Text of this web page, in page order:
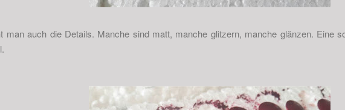
man auch die Details. Manche sind matt, manche glitzern, manche glänzen. Eine